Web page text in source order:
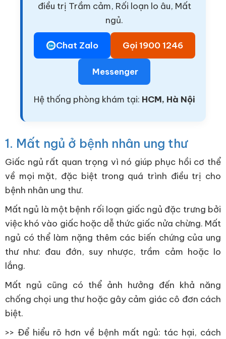
điều trị Trầm cảm, Rối loạn lo âu, Mất
ngủ.
Chat Zalo Gọi 1900 1246
Messenger
Hệ thống phòng khám tại: HCM, Hà Nội
1. Mất ngủ ở bệnh nhân ung thư
Giấc ngủ rất quan trọng vì nó giúp phục hồi cơ thể
về mọi mặt, đặc biệt trong quá trình điều trị cho
bệnh nhân ung thư.
Mất ngủ là một bệnh rối loạn giấc ngủ đặc trưng bởi
việc khó vào giấc hoặc dễ thức giấc nửa chừng. Mất
ngủ có thể làm nặng thêm các biến chứng của ung
thư như: đau đớn, suy nhược, trầm cảm hoặc lo
lắng.
Mất ngủ cũng có thể ảnh hưởng đến khả năng
chống chọi ung thư hoặc gây cảm giác cô đơn cách
biệt.
>> Để hiểu rõ hơn về bệnh mất ngủ: tác hại, cách